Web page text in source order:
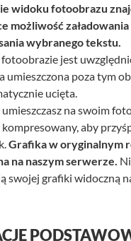
widoku fotoobrazu
możliwość załadowania
wybranego tekstu.
jest
umieszczona poza tym
ucięta.
na swoim
aby
Grafika w oryginalnym
na naszym serwerze.
swojej grafiki widoczną